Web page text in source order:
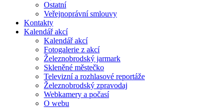
Ostatní
Veřejnoprávní smlouvy
Kontakty
Kalendář akcí
Kalendář akcí
Fotogalerie z akcí
Železnobrodský jarmark
Skleněné městečko
Televizní a rozhlasové reportáže
Železnobrodský zpravodaj
Webkamery a počasí
O webu